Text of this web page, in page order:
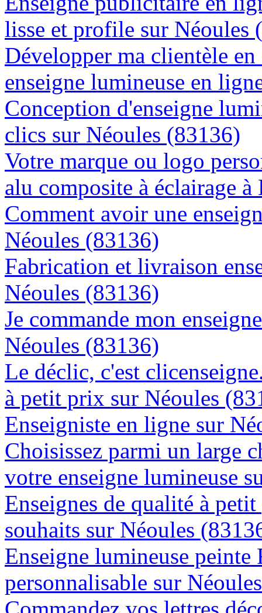
lisse et profile sur Néoules
Développer ma clientèle
enseigne lumineuse en
Conception d'enseigne
clics sur Néoules (83136)
Votre marque ou logo
alu composite à éclairage
Comment avoir une
Néoules (83136)
Fabrication et livraison
Néoules (83136)
Je commande mon
Néoules (83136)
Le déclic, c'est
à petit prix sur Néoules
Enseigniste en ligne sur
Choisissez parmi un large
votre enseigne lumineuse
Enseignes de qualité à
souhaits sur Néoules
Enseigne lumineuse
personnalisable sur